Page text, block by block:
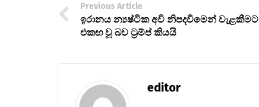
Previous Article
ඉරානය න්‍යෂ්ටික අවි නිපදවීමෙන් වැළකීමට
එකඟ වූ බව ට්‍රම්ප් කියයි
editor